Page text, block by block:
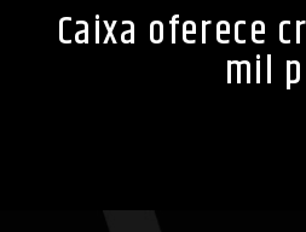
Caixa oferece
mil